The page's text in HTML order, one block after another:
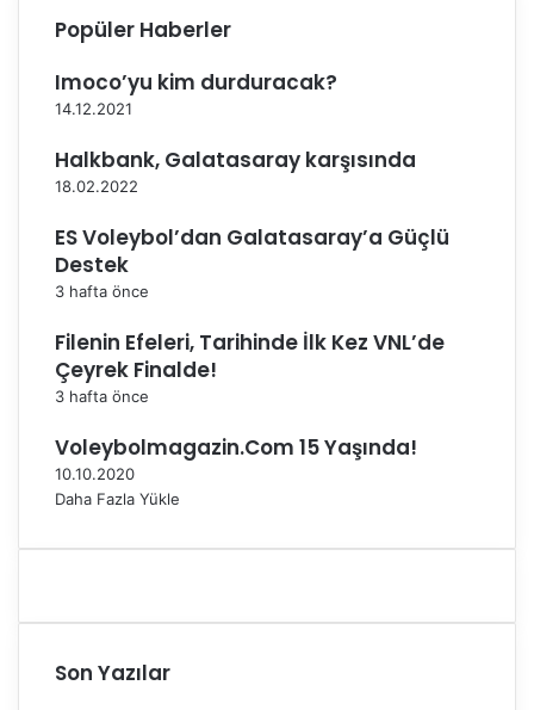
Popüler Haberler
Imoco’yu kim durduracak?
14.12.2021
Halkbank, Galatasaray karşısında
18.02.2022
ES Voleybol’dan Galatasaray’a Güçlü
Destek
3 hafta önce
Filenin Efeleri, Tarihinde İlk Kez VNL’de
Çeyrek Finalde!
3 hafta önce
Voleybolmagazin.Com 15 Yaşında!
10.10.2020
Daha Fazla Yükle
Son Yazılar